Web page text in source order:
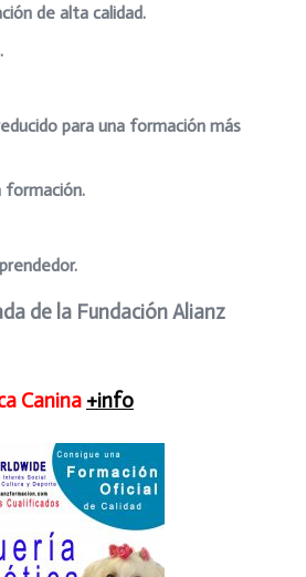
de alta calidad.
para una formación más
de la Fundación Alianz
Canina +info